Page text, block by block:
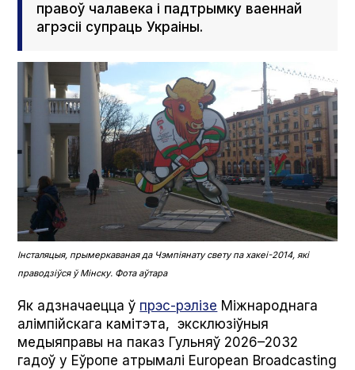
правоў чалавека і падтрымку ваеннай
агрэсіі супраць Украіны.
Інсталяцыя, прымеркаваная да Чэмпіянату свету па хакеі-2014, які
праводзіўся ў Мінску. Фота аўтара
Як адзначаецца ў прэс-рэлізе Міжнароднага
алімпійскага камітэта, эксклюзіўныя
медыяправы на паказ Гульняў 2026–2032
гадоў у Еўропе атрымалі Euro­pean Broad­cast­ing